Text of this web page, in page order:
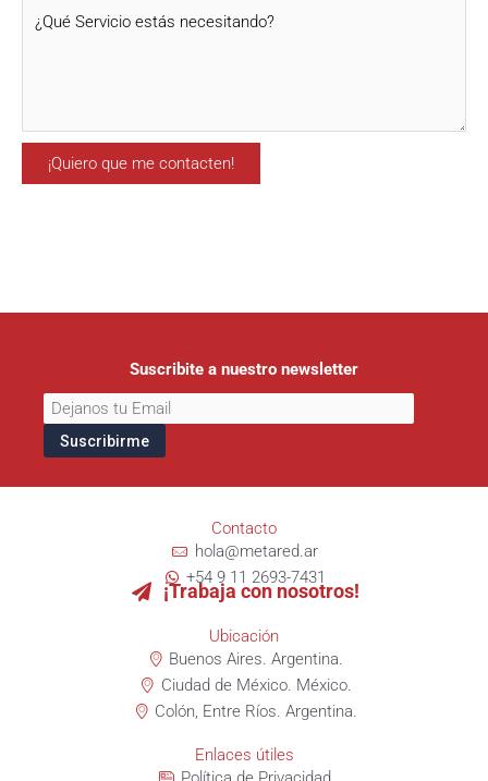
Suscribite a nuestro newsletter
Contacto
hola@metared.ar
+54 9 11 2693-7431
¡Trabaja con nosotros!
Ubicación
Buenos Aires. Argentina.
Ciudad de México. México.
Colón, Entre Ríos. Argentina.
Enlaces útiles